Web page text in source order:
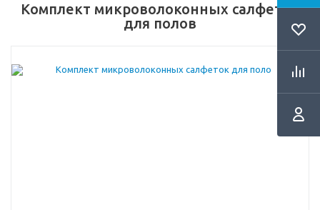
Комплект микроволоконных салфеток
для полов